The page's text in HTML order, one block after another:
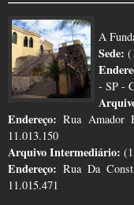
A
Sede:
- SP -
Endereço: Rua Amador
11.013.150
Arquivo Intermediário:
Endereço: Rua Da
11.015.471